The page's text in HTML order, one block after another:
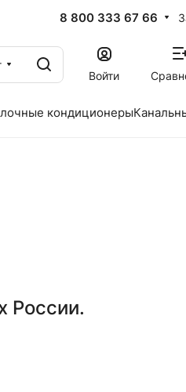
8 800 333 67 66
Войти
кондиционеры
России.